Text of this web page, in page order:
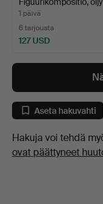
1 päivä
6 tarjousta
127 USD
Aseta hakuvahti
Hakuja voi tehdä
ovat päättyneet